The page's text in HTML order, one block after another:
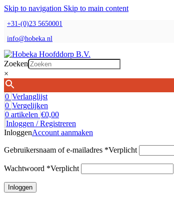
Skip to navigation Skip to main content
+31-(0)23 5650001
info@hobeka.nl
Zoeken
×
0 Verlanglijst
0 Vergelijken
0 artikelen €0,00
Inloggen / Registreren
InloggenAccount aanmaken
Gebruikersnaam of e-mailadres *Verplicht
Wachtwoord *Verplicht
Inloggen